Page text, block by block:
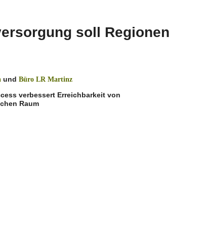
soll Regionen
und Büro LR Martinz
verbessert Erreichbarkeit von
Raum